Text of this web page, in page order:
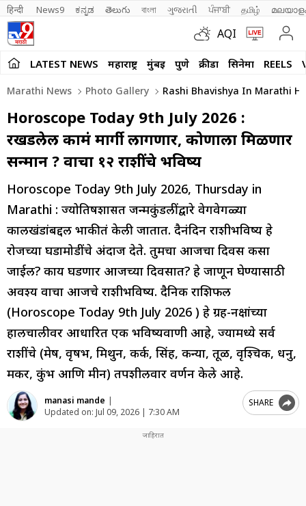
हिन्दी News9 ಕನ್ನಡ తెలుగు বাংলা ગુજરાતી ਪੰਜਾਬੀ தமிழ்
AQI
LATEST NEWS महाराष्ट्र मुंबई पुणे क्रीडा सिनेमा REELS
Marathi News Photo Gallery Rashi Bhavishya In Marathi
Horoscope Today 9th July 2026 :
रखडलेली कामं मार्गी लागणार, कोणाला मिळणार
सन्मान ? वाचा १२ राशींचे भविष्य
Horoscope Today 9th July 2026, Thursday in
Marathi : ज्योतिषशास्त्रात जन्मकुंडलींद्वारे वेगवेगळ्या
कालखंडांबद्दल भाकीतं केली जातात. दैनंदिन राशीभविष्य हे
रोजच्या घडामोडींचे अंदाज देते. तुमचा आजचा दिवस कसा
जाईल? काय घडणार आजच्या दिवसात? हे जाणून घेण्यासाठी
अवश्य वाचा आजचे राशीभविष्य. दैनिक राशिफल
(Horoscope Today 9th July 2026 ) हे ग्रह-नक्षत्रांच्या
हालचालीवर आधारित एक भविष्यवाणी आहे, ज्यामध्ये सर्व
राशींचे (मेष, वृषभ, मिथुन, कर्क, सिंह, कन्या, तूळ, वृश्चिक, धनु,
मकर, कुंभ आणि मीन) तपशीलवार वर्णन केले आहे.
manasi mande |
Updated on: Jul 09, 2026 | 7:30 AM
SHARE